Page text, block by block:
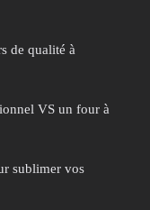
de qualité à
VS un four à
sublimer vos